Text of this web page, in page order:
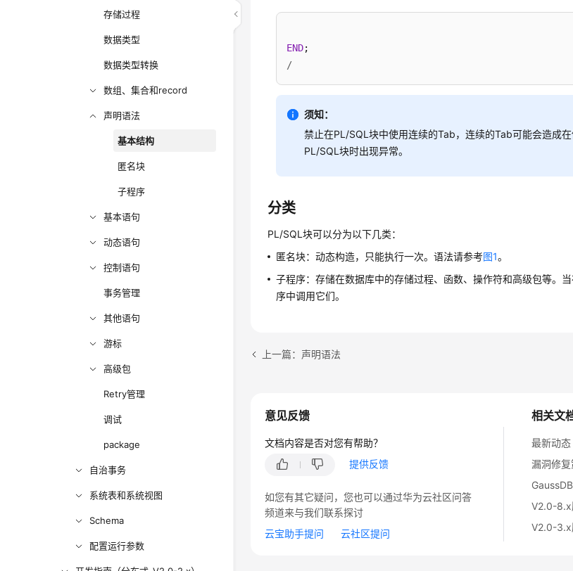
存储过程
数据类型
数据类型转换
数组、集合和record
声明语法
基本结构
匿名块
子程序
基本语句
动态语句
控制语句
事务管理
其他语句
游标
高级包
Retry管理
调试
package
自治事务
系统表和系统视图
Schema
配置运行参数
END
/
须知：
禁止在PL/SQL块中使用连续的Tab，连续的Tab可能会造成
PL/SQL块时出现异常。
分类
PL/SQL块可以分为以下几类：
匿名块：动态构造，只能执行一次。语法请参考图1。
子程序：存储在数据库中的存储过程、函数、操作符和高级包等。
序中调用它们。
上一篇：声明语法
相关文
最新动态
漏洞修复
V2.0-8.x
V2.0-3.x
意见反馈
文档内容是否对您有帮助？
提供反馈
如您有其它疑问，您也可以通过华为云社区问答
频道来与我们联系探讨
云宝助手提问
云社区提问